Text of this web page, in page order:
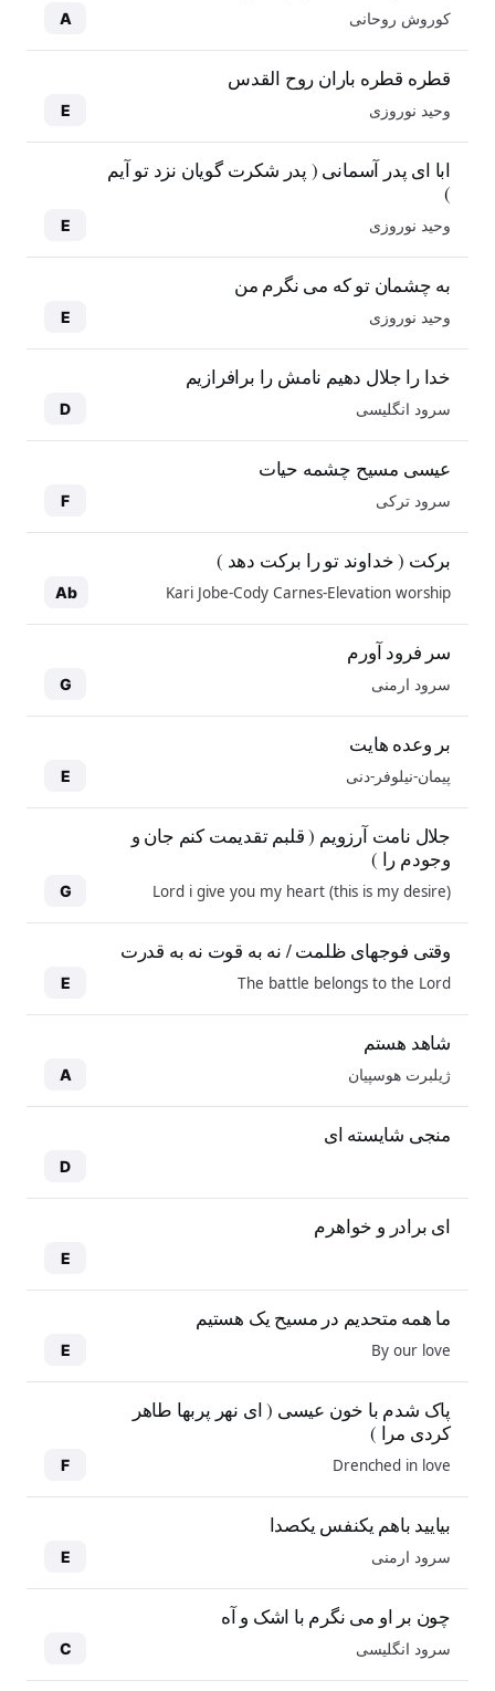
کوروش روحانی A
قطره قطره باران روح القدس
وحید نوروزی E
ابا ای پدر آسمانی ( پدر شکرت گویان نزد تو آیم
)
وحید نوروزی E
به چشمان تو که می نگرم من
وحید نوروزی E
خدا را جلال دهیم نامش را برافرازیم
سرود انگلیسی D
عیسی مسیح چشمه حیات
سرود ترکی F
برکت ( خداوند تو را برکت دهد )
Kari Jobe-Cody Carnes-Elevation worship
Ab
سر فرود آورم
سرود ارمنی G
بر وعده هایت
پیمان-نیلوفر-دنی E
جلال نامت آرزویم ( قلبم تقدیمت کنم جان و
وجودم را )
Lord i give you my heart (this is my desire)
G
وقتی فوجهای ظلمت / نه به قوت نه به قدرت
The battle belongs to the Lord
E
شاهد هستم
ژیلبرت هوسپیان A
منجی شایسته ای
D
ای برادر و خواهرم
E
ما همه متحدیم در مسیح یک هستیم
By our love
E
پاک شدم با خون عیسی ( ای نهر پربها طاهر
کردی مرا )
Drenched in love
F
بیایید باهم یکنفس یکصدا
سرود ارمنی E
چون بر او می نگرم با اشک و آه
سرود انگلیسی C